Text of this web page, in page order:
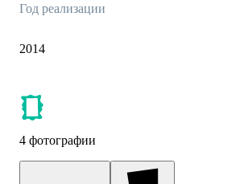
Год реализации
2014
4 фотографии